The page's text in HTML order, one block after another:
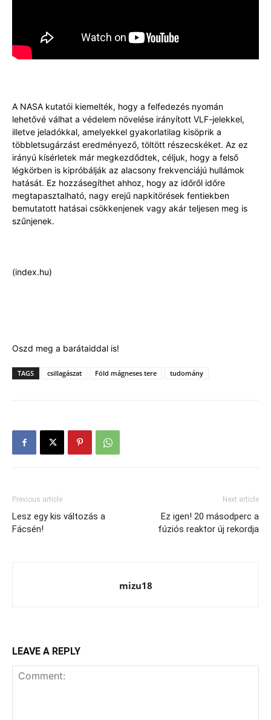
A NASA kutatói kiemelték, hogy a felfedezés nyomán
lehetővé válhat a védelem növelése irányított VLF-jelekkel,
illetve jeladókkal, amelyekkel gyakorlatilag kisöprik a
többletsugárzást eredményező, töltött részecskéket. Az ez
irányú kísérletek már megkezdődtek, céljuk, hogy a felső
légkörben is kipróbálják az alacsony frekvenciájú hullámok
hatását. Ez hozzásegíthet ahhoz, hogy az időről időre
megtapasztalható, nagy erejű napkitörések fentiekben
bemutatott hatásai csökkenjenek vagy akár teljesen meg is
szűnjenek.
(index.hu)
Oszd meg a barátaiddal is!
TAGS csillagászat Föld mágneses tere tudomány
Previous article
Lesz egy kis változás a
Fácsén!
Next article
Ez igen! 20 másodperc a
fúziós reaktor új rekordja
mizu18
LEAVE A REPLY